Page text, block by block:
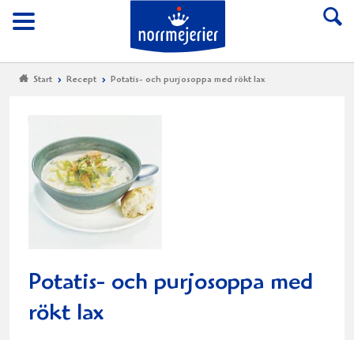
Meny
Till Norrmejerier
Start Recept Potatis- och purjosoppa med rökt lax
Potatis- och purjosoppa med
rökt lax